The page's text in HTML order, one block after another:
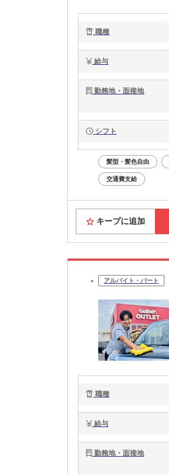
職種
給与
勤務地・面接地
シフト
髪型・髪色自由
交通費支給
キープに追加
アルバイト・パート
職種
給与
勤務地・面接地